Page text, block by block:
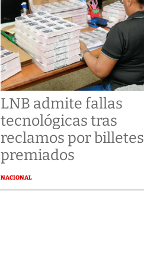
LNB admite fallas
tecnológicas tras
reclamos por billetes
premiados
NACIONAL